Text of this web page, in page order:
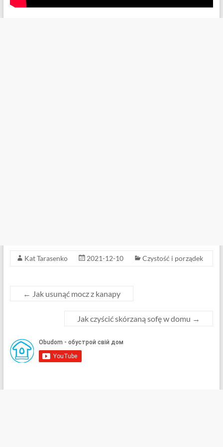
Kat Tarasenko 2021-12-10 Czystość i porządek
← Jak usunąć mocz z kanapy
Jak czyścić skórzaną sofę w domu →